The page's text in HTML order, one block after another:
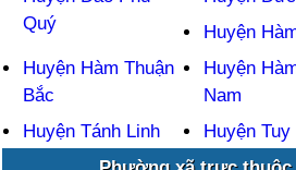
Quý
Huyện
Huyện Hàm Thuận
Bắc
Huyện
Nam
Huyện Tánh Linh
Huyện Tuy